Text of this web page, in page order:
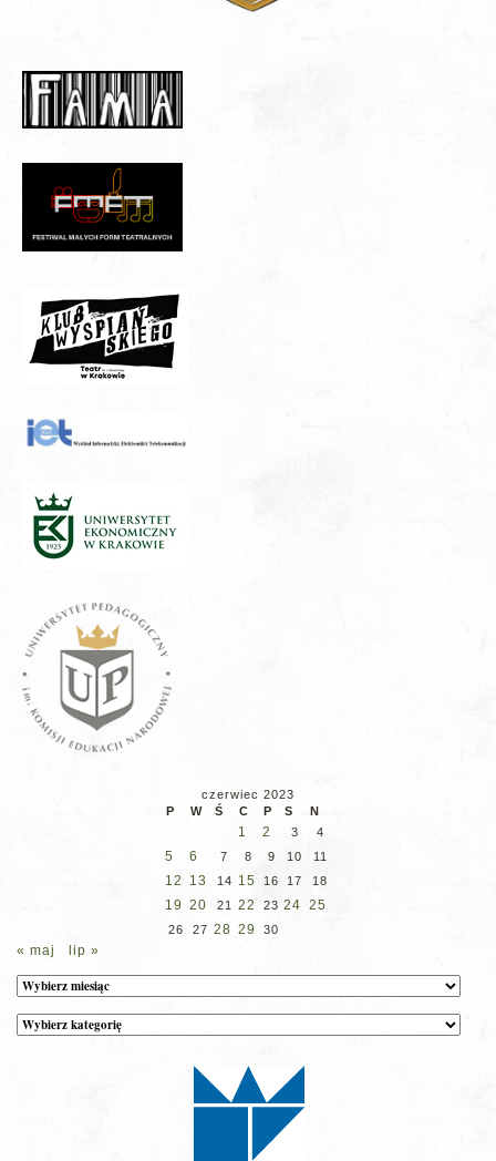
czerwiec 2023
P
W Ś C P S N
1 2 3 4
5 6 7 8 9 10 11
12 13 14 15 16 17 18
19 20 21 22 23 24 25
26 27 28 29 30
« maj lip »
Archiwum
Kategorie
wpisów